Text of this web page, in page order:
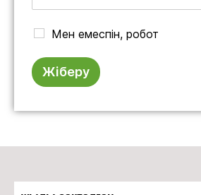
Мен емеспін, робот
Жіберу